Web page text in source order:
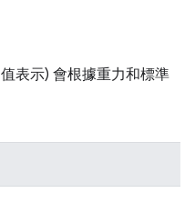
值表示) 會根據重力和標準